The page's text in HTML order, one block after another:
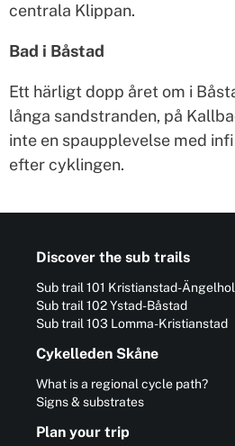
centrala Klippan.
Bad i Båstad
Ett härligt dopp året om i
långa sandstranden, på
inte en spaupplevelse med
efter cyklingen.
Discover the sub trails
Sub trail 101 Kristianstad-
Sub trail 102 Ystad-Båstad
Sub trail 103 Lomma-Kristianstad
Cykelleden Skåne
What is a regional cycle path?
Signs & substrates
Plan your trip